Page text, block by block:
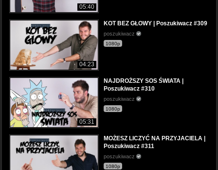
05:40
04:23
KOT BEZ GŁOWY | Poszukiwacz #309
poszukiwacz
1080p
05:31
NAJDROŻSZY SOS ŚWIATA |
Poszukiwacz #310
poszukiwacz
1080p
MOŻESZ LICZYĆ NA PRZYJACIELA |
Poszukiwacz #311
poszukiwacz
1080p